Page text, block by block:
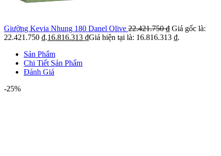
Giường Kevia Nhung 180 Danel Olive 22.421.750₫ Giá gốc là:
22.421.750 ₫.16.816.313 ₫Giá hiện tại là: 16.816.313 ₫.
Sản Phẩm
Chi Tiết Sản Phẩm
Đánh Giá
-25%